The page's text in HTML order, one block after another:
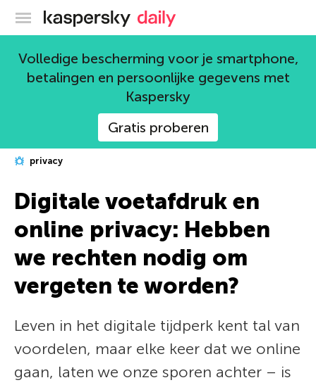
Kaspersky official blog
Volledige bescherming voor je smartphone,
betalingen en persoonlijke gegevens met
Kaspersky
Gratis proberen
privacy
Digitale voetafdruk en
online privacy: Hebben
we rechten nodig om
vergeten te worden?
Leven in het digitale tijdperk kent tal van
voordelen, maar elke keer dat we online
gaan, laten we onze sporen achter – is